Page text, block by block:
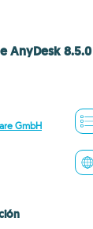
AnyDesk 8.5.0
GmbH